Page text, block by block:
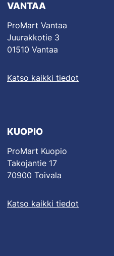
VANTAA
ProMart Vantaa
Juurakkotie 3
01510 Vantaa
Katso kaikki tiedot
KUOPIO
ProMart Kuopio
Takojantie 17
70900 Toivala
Katso kaikki tiedot